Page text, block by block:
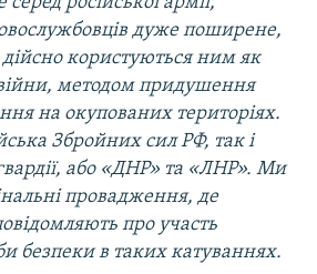
дуже поширене,
дійсно користуються ним як
методом придушення
на окупованих територіях.
Збройних сил РФ, так і
або «ДНР» та «ЛНР». Ми
провадження, де
про участь
безпеки в таких катуваннях.